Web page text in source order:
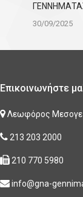
30/09/2025
Επικοινωνήστε
Λεωφόρος
213 203 2000
210 770 5980
info@gna-